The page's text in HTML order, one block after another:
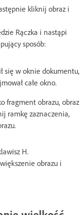
kliknij obraz i
Rączka i nastąpi
sposób:
się w oknie dokumentu,
całe okno.
fragment obrazu, obraz
ramkę zaznaczenia,
H.
obrazu i